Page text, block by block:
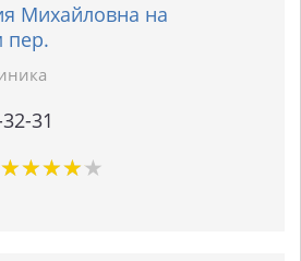
Михайловна на
пер.
31
★★★★★
★★★★★